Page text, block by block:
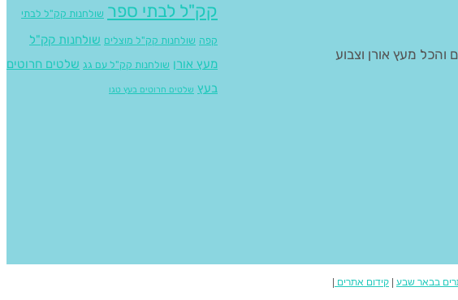
4 אנשים לבתי ספר מסעדות ועוד שולחנות 1.6מ ל- 6 אנשים ושולחנות 1.8מ' ל- 8 אנשים והכל מעץ אורן וצבוע
קק"ל לבתי ספר שולחנות קק"ל לבתי
קפה שולחנות קק"ל מוצלים שולחנות קק"ל
מעץ אורן שולחנות קק"ל עם גג שלטים חרוטים
בעץ שלטים חרוטים בעץ טגו
בבאר שבע קידום אתרים